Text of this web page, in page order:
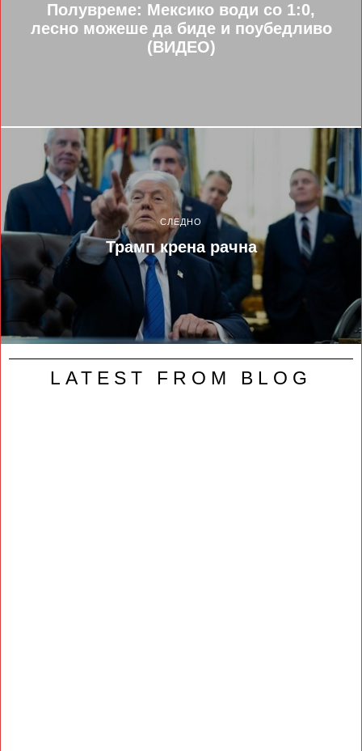
Полувреме: Мексико води со 1:0,
лесно можеше да биде и поубедливо
(ВИДЕО)
СЛЕДНО
Трамп крена рачна
LATEST FROM BLOG